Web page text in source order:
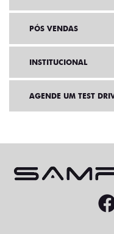
PÓS VENDAS
INSTITUCIONAL
AGENDE UM TEST